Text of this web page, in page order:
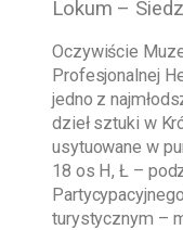
Lokum –
Oczywiście
Profesjonalnej
jedno z
dzieł sztuki w
usytuowane w
18 os H, Ł –
turystycznym –